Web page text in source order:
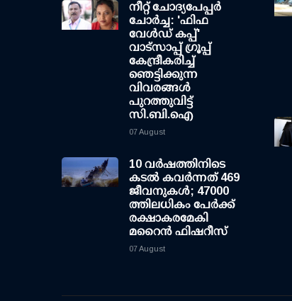
നീറ്റ് ചോദ്യപേപ്പര്‍
ചോര്‍ച്ച: 'ഫിഫ
വേള്‍ഡ് കപ്പ്'
വാട്സാപ്പ് ഗ്രൂപ്പ്
കേന്ദ്രീകരിച്ച്
ഞെട്ടിക്കുന്ന
വിവരങ്ങള്‍
പുറത്തുവിട്ട്
സി.ബി.ഐ
07 August
10 വര്‍ഷത്തിനിടെ
കടല്‍ കവര്‍ന്നത് 469
ജീവനുകള്‍; 47000
ത്തിലധികം പേര്‍ക്ക്
രക്ഷാകരമേകി
മറൈന്‍ ഫിഷറീസ്
07 August